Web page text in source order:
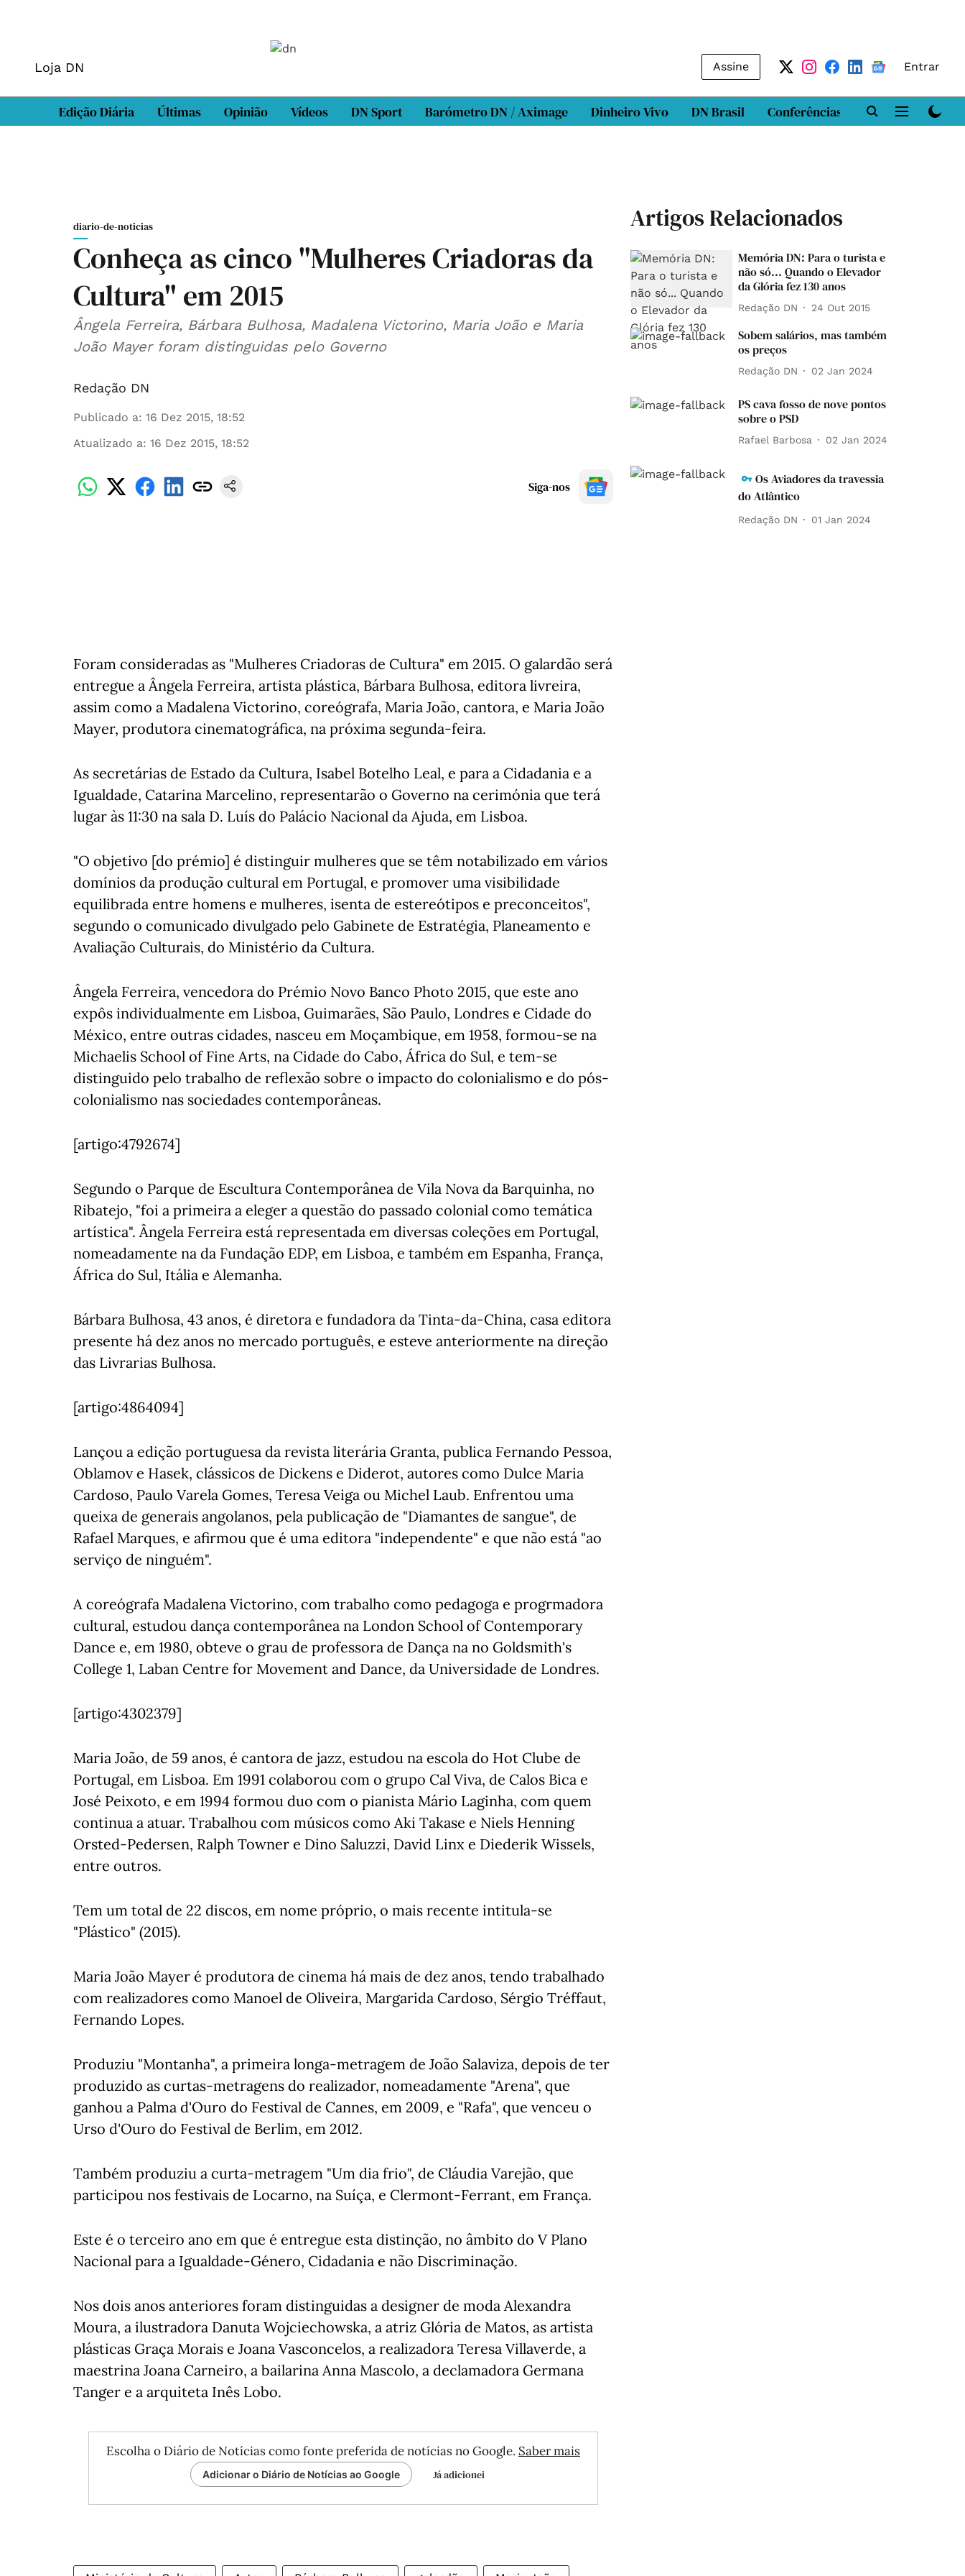
Loja DN Assine Entrar
Edição Diária Últimas Opinião Vídeos DN Sport Barómetro DN / Aximage Dinheiro Vivo DN Brasil Conferências DN LAB
diario-de-noticias
Conheça as cinco "Mulheres Criadoras da
Cultura" em 2015
Ângela Ferreira, Bárbara Bulhosa, Madalena Victorino, Maria João e Maria
João Mayer foram distinguidas pelo Governo
Redação DN
Publicado a: 16 Dez 2015, 18:52
Atualizado a: 16 Dez 2015, 18:52
Siga-nos
Foram consideradas as "Mulheres Criadoras de Cultura" em 2015. O galardão será
entregue a Ângela Ferreira, artista plástica, Bárbara Bulhosa, editora livreira,
assim como a Madalena Victorino, coreógrafa, Maria João, cantora, e Maria João
Mayer, produtora cinematográfica, na próxima segunda-feira.
As secretárias de Estado da Cultura, Isabel Botelho Leal, e para a Cidadania e a
Igualdade, Catarina Marcelino, representarão o Governo na cerimónia que terá
lugar às 11:30 na sala D. Luís do Palácio Nacional da Ajuda, em Lisboa.
"O objetivo [do prémio] é distinguir mulheres que se têm notabilizado em vários
domínios da produção cultural em Portugal, e promover uma visibilidade
equilibrada entre homens e mulheres, isenta de estereótipos e preconceitos",
segundo o comunicado divulgado pelo Gabinete de Estratégia, Planeamento e
Avaliação Culturais, do Ministério da Cultura.
Ângela Ferreira, vencedora do Prémio Novo Banco Photo 2015, que este ano
expôs individualmente em Lisboa, Guimarães, São Paulo, Londres e Cidade do
México, entre outras cidades, nasceu em Moçambique, em 1958, formou-se na
Michaelis School of Fine Arts, na Cidade do Cabo, África do Sul, e tem-se
distinguido pelo trabalho de reflexão sobre o impacto do colonialismo e do pós-
colonialismo nas sociedades contemporâneas.
[artigo:4792674]
Segundo o Parque de Escultura Contemporânea de Vila Nova da Barquinha, no
Ribatejo, "foi a primeira a eleger a questão do passado colonial como temática
artística". Ângela Ferreira está representada em diversas coleções em Portugal,
nomeadamente na da Fundação EDP, em Lisboa, e também em Espanha, França,
África do Sul, Itália e Alemanha.
Bárbara Bulhosa, 43 anos, é diretora e fundadora da Tinta-da-China, casa editora
presente há dez anos no mercado português, e esteve anteriormente na direção
das Livrarias Bulhosa.
[artigo:4864094]
Lançou a edição portuguesa da revista literária Granta, publica Fernando Pessoa,
Oblamov e Hasek, clássicos de Dickens e Diderot, autores como Dulce Maria
Cardoso, Paulo Varela Gomes, Teresa Veiga ou Michel Laub. Enfrentou uma
queixa de generais angolanos, pela publicação de "Diamantes de sangue", de
Rafael Marques, e afirmou que é uma editora "independente" e que não está "ao
serviço de ninguém".
A coreógrafa Madalena Victorino, com trabalho como pedagoga e progrmadora
cultural, estudou dança contemporânea na London School of Contemporary
Dance e, em 1980, obteve o grau de professora de Dança na no Goldsmith's
College 1, Laban Centre for Movement and Dance, da Universidade de Londres.
[artigo:4302379]
Maria João, de 59 anos, é cantora de jazz, estudou na escola do Hot Clube de
Portugal, em Lisboa. Em 1991 colaborou com o grupo Cal Viva, de Calos Bica e
José Peixoto, e em 1994 formou duo com o pianista Mário Laginha, com quem
continua a atuar. Trabalhou com músicos como Aki Takase e Niels Henning
Orsted-Pedersen, Ralph Towner e Dino Saluzzi, David Linx e Diederik Wissels,
entre outros.
Tem um total de 22 discos, em nome próprio, o mais recente intitula-se
"Plástico" (2015).
Maria João Mayer é produtora de cinema há mais de dez anos, tendo trabalhado
com realizadores como Manoel de Oliveira, Margarida Cardoso, Sérgio Tréffaut,
Fernando Lopes.
Produziu "Montanha", a primeira longa-metragem de João Salaviza, depois de ter
produzido as curtas-metragens do realizador, nomeadamente "Arena", que
ganhou a Palma d'Ouro do Festival de Cannes, em 2009, e "Rafa", que venceu o
Urso d'Ouro do Festival de Berlim, em 2012.
Também produziu a curta-metragem "Um dia frio", de Cláudia Varejão, que
participou nos festivais de Locarno, na Suíça, e Clermont-Ferrant, em França.
Este é o terceiro ano em que é entregue esta distinção, no âmbito do V Plano
Nacional para a Igualdade-Género, Cidadania e não Discriminação.
Nos dois anos anteriores foram distinguidas a designer de moda Alexandra
Moura, a ilustradora Danuta Wojciechowska, a atriz Glória de Matos, as artista
plásticas Graça Morais e Joana Vasconcelos, a realizadora Teresa Villaverde, a
maestrina Joana Carneiro, a bailarina Anna Mascolo, a declamadora Germana
Tanger e a arquiteta Inês Lobo.
Escolha o Diário de Notícias como fonte preferida de notícias no Google. Saber mais
Adicionar o Diário de Notícias ao Google Já adicionei
Artigos Relacionados
Memória DN: Para o turista e
não só... Quando o Elevador
da Glória fez 130 anos
Redação DN 24 Out 2015
Sobem salários, mas também
os preços
Redação DN 02 Jan 2024
PS cava fosso de nove pontos
sobre o PSD
Rafael Barbosa 02 Jan 2024
Os Aviadores da travessia
do Atlântico
Redação DN 01 Jan 2024